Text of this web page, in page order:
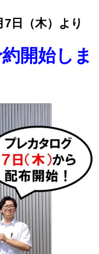
日（木）より
開始しま